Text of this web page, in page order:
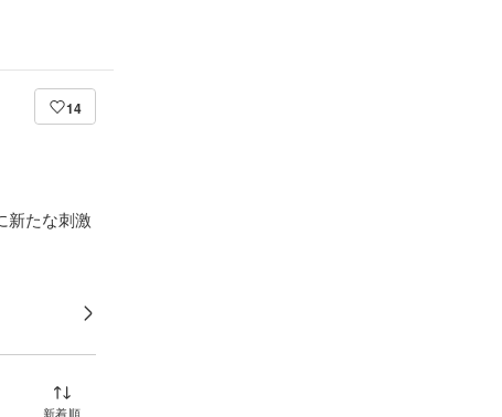
14
新たな刺激
並び替え